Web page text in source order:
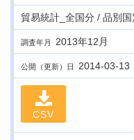
貿易統計_全国分 / 品別国
調査年月 2013年12月
公開（更新）日 2014-03-13
CSV